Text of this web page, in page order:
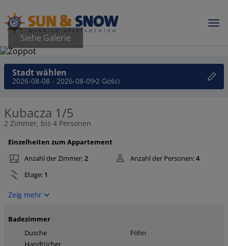
Siehe Galerie
Stadt wählen
2026-08-08 - 2026-08-092 Gości
Kubacza 1/5
2 Zimmer, bis 4 Personen
Einzelheiten zum Appartement
Anzahl der Zimmer:2 Anzahl der Personen:4
Etage: 1
Zeig mehr
Badezimmer
Dusche
Föhn
Handtücher